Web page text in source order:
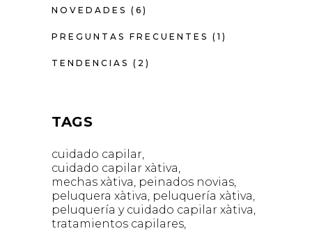
NOVEDADES (6)
PREGUNTAS FRECUENTES (1)
TENDENCIAS (2)
TAGS
cuidado capilar
cuidado capilar xàtiva
mechas xàtiva peinados novias
peluquera xàtiva peluquería xàtiva
peluquería y cuidado capilar xàtiva
tratamientos capilares